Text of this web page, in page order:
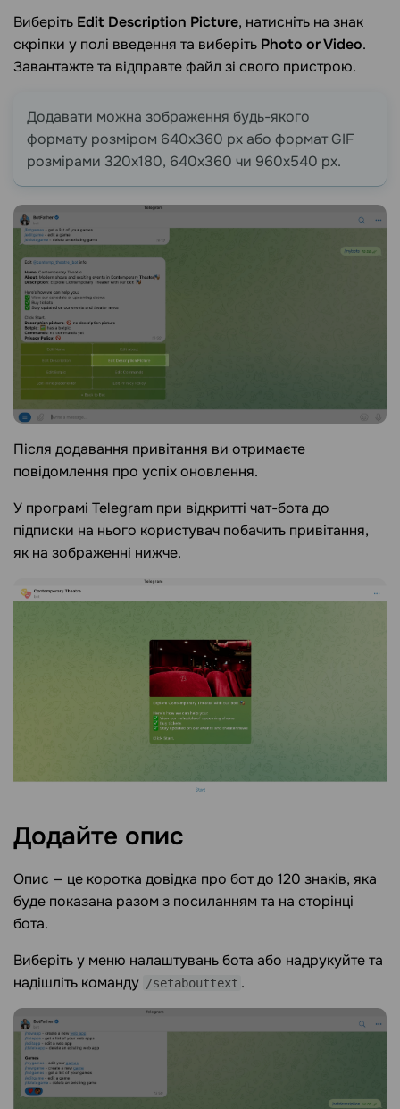
Виберіть Edit Description Picture, натисніть на знак
скріпки у полі введення та виберіть Photo or Video.
Завантажте та відправте файл зі свого пристрою.
Додавати можна зображення будь-якого
формату розміром 640x360 px або формат GIF
розмірами 320x180, 640x360 чи 960x540 px.
Після додавання привітання ви отримаєте
повідомлення про успіх оновлення.
У програмі Telegram при відкритті чат-бота до
підписки на нього користувач побачить привітання,
як на зображенні нижче.
Додайте опис
Опис — це коротка довідка про бот до 120 знаків, яка
буде показана разом з посиланням та на сторінці
бота.
Виберіть у меню налаштувань бота або надрукуйте та
надішліть команду /setabouttext .